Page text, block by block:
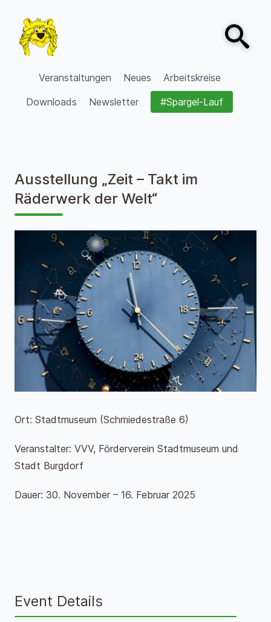
VVV Burgdorf
Veranstaltungen Neues
Arbeitskreise
Downloads
Newsletter #Spargel-Lauf
Open
Ausstellung „Zeit – Takt im
Räderwerk der Welt“
Ort: Stadtmuseum (Schmiedestraße 6)
Veranstalter: VVV, Förderverein Stadtmuseum und
Stadt Burgdorf
Dauer: 30. November – 16. Februar 2025
Event Details